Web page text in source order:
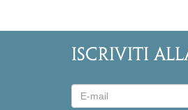
ISCRIVITI